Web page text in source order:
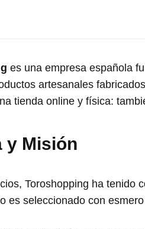
es una empresa española
artesanales
tienda online y física:
y Misión
Toroshopping ha tenido
es seleccionado con